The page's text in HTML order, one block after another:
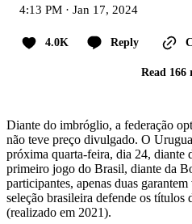
4:13 PM · Jan 17, 2024
4.0K Reply
Read 166
Diante do imbróglio, a federação
não teve preço divulgado. O
próxima quarta-feira, dia 24, diante
primeiro jogo do Brasil, diante da
participantes, apenas duas
seleção brasileira defende os
(realizado em 2021).